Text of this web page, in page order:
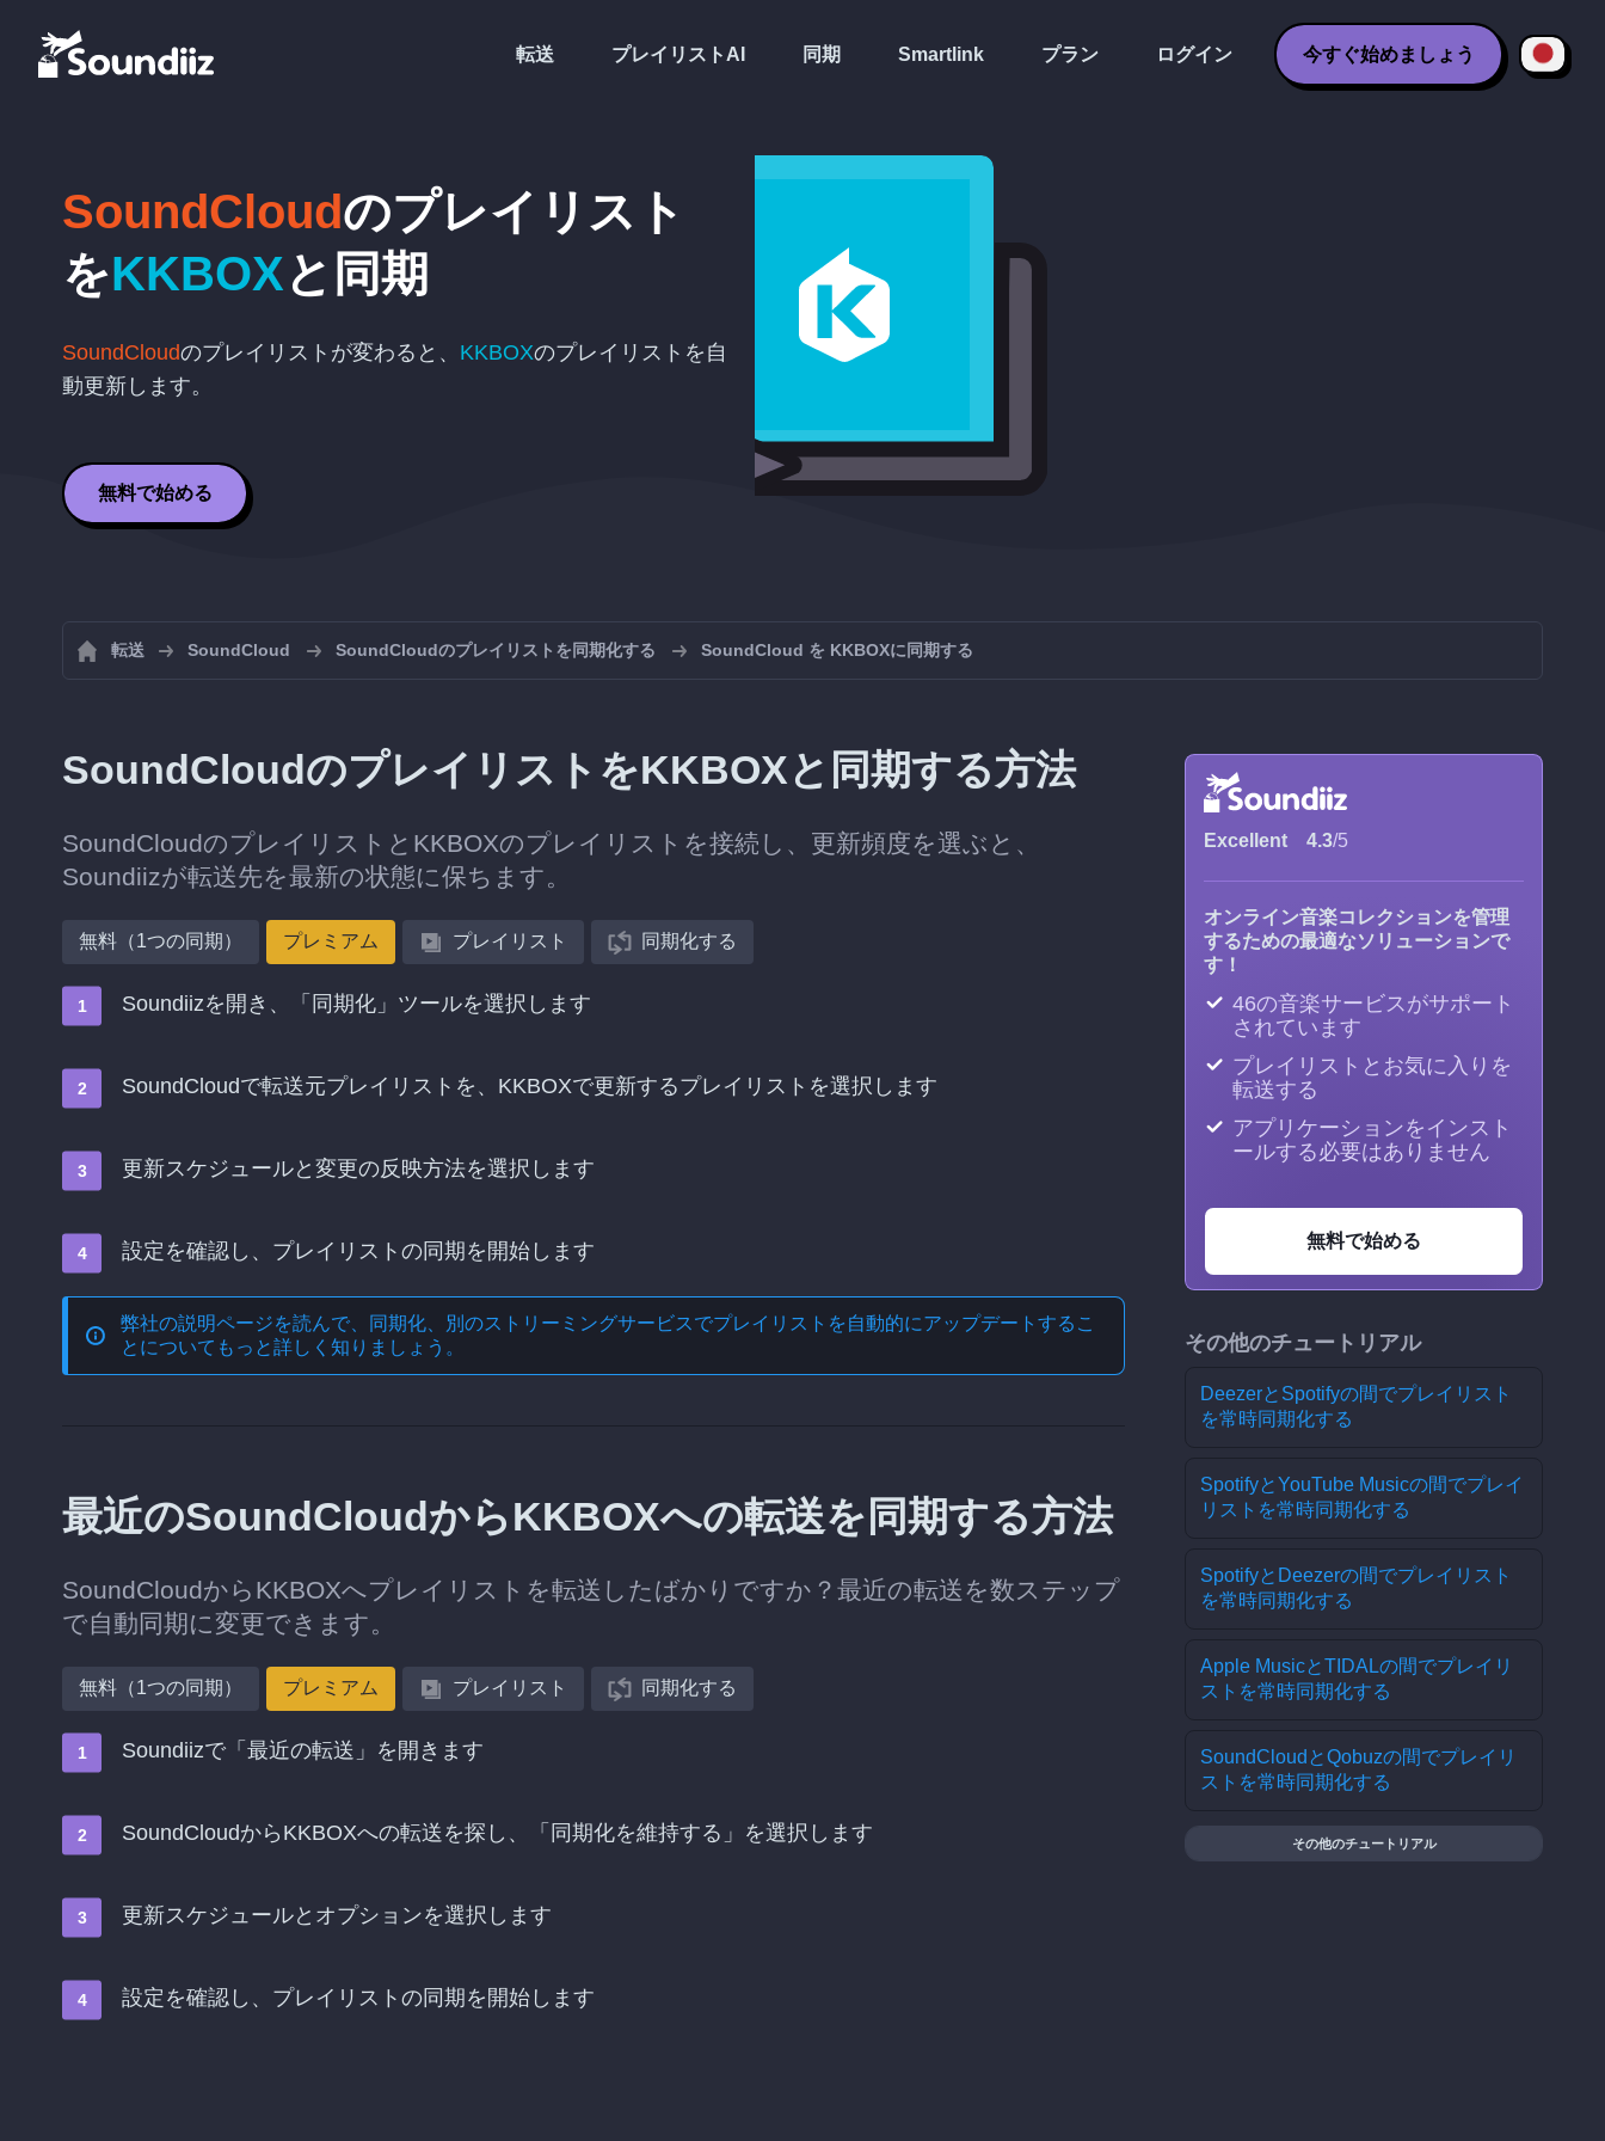
転送 プレイリストAI 同期 Smartlink プラン ログイン 今すぐ始めましょう
SoundCloudのプレイリスト
をKKBOXと同期
SoundCloudのプレイリストが変わると、 KKBOXのプレイリストを自
動更新します。
無料で始める
転送 SoundCloud SoundCloudのプレイリストを同期化する SoundCloud を KKBOXに同期する
SoundCloudのプレイリストをKKBOXと同期する方法
SoundCloudのプレイリストとKKBOXのプレイリストを接続し、更新頻度を選ぶと、
Soundiizが転送先を最新の状態に保ちます。
無料（1つの同期） プレミアム プレイリスト 同期化する
Soundiizを開き、「同期化」ツールを選択します
SoundCloudで転送元プレイリストを、KKBOXで更新するプレイリストを選択します
更新スケジュールと変更の反映方法を選択します
設定を確認し、プレイリストの同期を開始します
弊社の説明ページを読んで、 同期化、別のストリーミングサービスでプレイリストを自動的にアップデートする こ
とについてもっと詳しく知りましょう。
最近のSoundCloudからKKBOXへの転送を同期する方法
SoundCloudからKKBOXへプレイリストを転送したばかりですか？最近の転送を数ステップ
で自動同期に変更できます。
無料（1つの同期） プレミアム プレイリスト 同期化する
Soundiizで「最近の転送」を開きます
SoundCloudからKKBOXへの転送を探し、「同期化を維持する」を選択します
更新スケジュールとオプションを選択します
設定を確認し、プレイリストの同期を開始します
Excellent 4.3/5
オンライン音楽コレクションを管理
するための最適なソリューションで
す！
46の音楽サービスがサポート
されています
プレイリストとお気に入りを
転送する
アプリケーションをインスト
ールする必要はありません
無料で始める
その他のチュートリアル
DeezerとSpotifyの間でプレイリスト
を常時同期化する
SpotifyとYouTube Musicの間でプレイ
リストを常時同期化する
SpotifyとDeezerの間でプレイリスト
を常時同期化する
Apple MusicとTIDALの間でプレイリ
ストを常時同期化する
SoundCloudとQobuzの間でプレイリ
ストを常時同期化する
その他のチュートリアル